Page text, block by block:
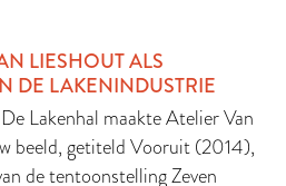
LIESHOUT ALS
DE LAKENINDUSTRIE
Lakenhal maakte Atelier Van
beeld, getiteld Vooruit (2014),
de tentoonstelling Zeven